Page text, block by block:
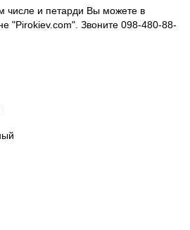
числе и петарди Вы можете в
"Pirokiev.com". Звоните 098-480-88-